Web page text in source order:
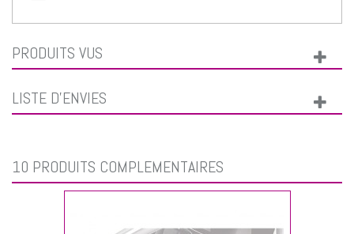
PRODUITS VUS
LISTE D'ENVIES
10 PRODUITS COMPLÉMENTAIRES